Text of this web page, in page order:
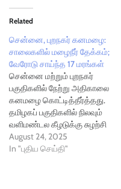
Related
சென்னை, புறநகர் கனமழை:
சாலைகளில் மழைநீர் தேக்கம்;
வேரோடு சாய்ந்த 17 மரங்கள்
சென்னை மற்றும் புறநகர்
பகுதிகளில் நேற்று அதிகாலை
கனமழை கொட்டித்தீர்த்தது.
தமிழகப் பகுதிகளில் நிலவும்
வளிமண்டல கீழடுக்கு சுழற்சி
காரணமாக, தமிழகத்தில்
கடந்த சில நாட்களாக
August 24, 2025
In "புதிய செய்தி"